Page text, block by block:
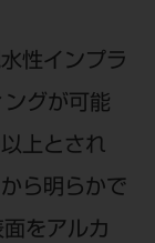
性インプラ
ングが可能
上とされ
ら明らかで
をアルカ
がありま
タ各担当営